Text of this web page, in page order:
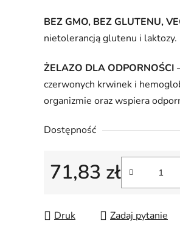
BEZ GMO, BEZ GLUTENU,
nietolerancją glutenu i laktozy.
ŻELAZO DLA ODPORNOŚCI
czerwonych krwinek i
organizmie oraz wspiera
Dostępność
71,83 zł
Cena jednostkowa:
Druk
Zadaj pytanie